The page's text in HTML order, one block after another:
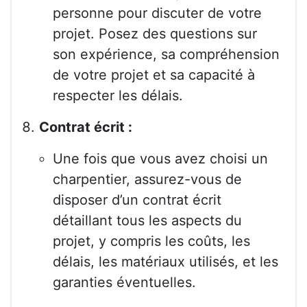
personne pour discuter de votre
projet. Posez des questions sur
son expérience, sa compréhension
de votre projet et sa capacité à
respecter les délais.
Contrat écrit :
Une fois que vous avez choisi un
charpentier, assurez-vous de
disposer d’un contrat écrit
détaillant tous les aspects du
projet, y compris les coûts, les
délais, les matériaux utilisés, et les
garanties éventuelles.